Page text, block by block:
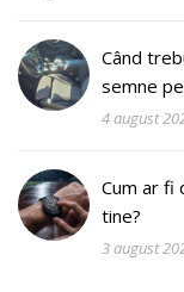
Când
semne
4 august
Cum ar fi
tine?
3 august